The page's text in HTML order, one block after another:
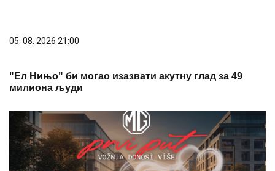
05. 08. 2026 21:00
"Ел Нињо" би могао изазвати акутну глад за 49
милиона људи